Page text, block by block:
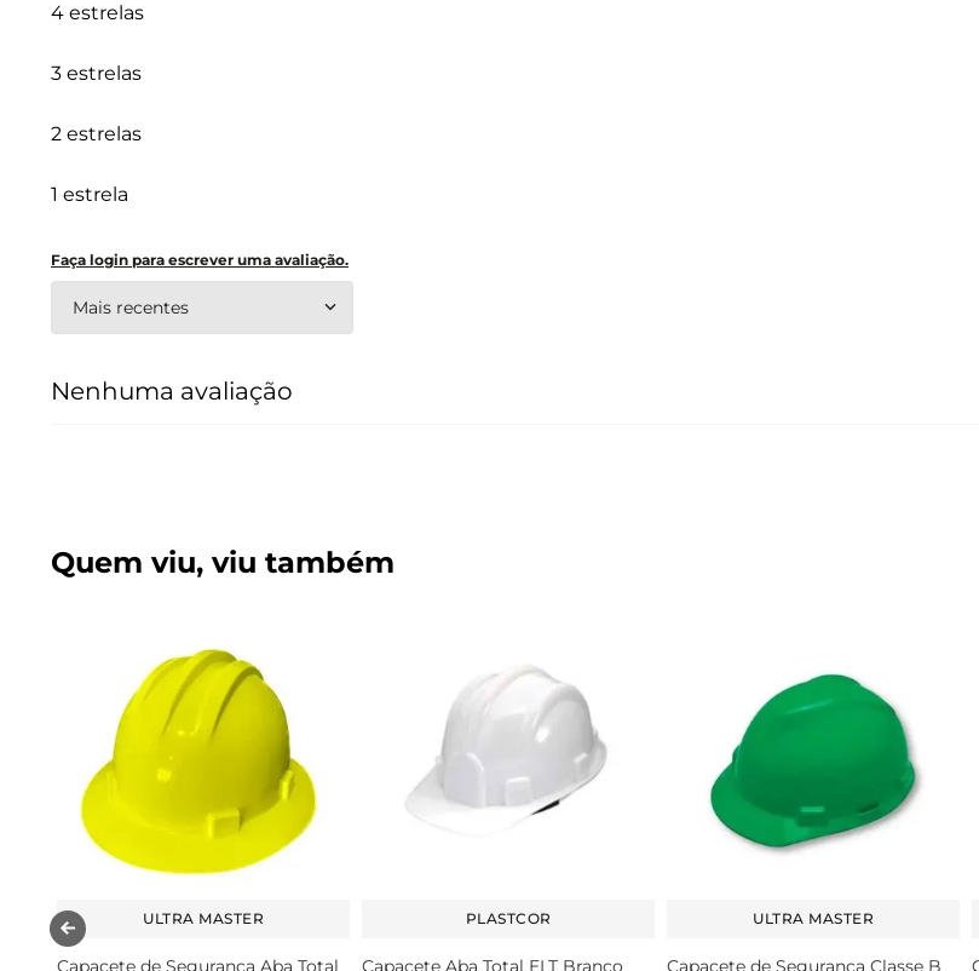
4 estrelas
3 estrelas
2 estrelas
1 estrela
Faça login para escrever uma avaliação.
Mais recentes
Nenhuma avaliação
Quem viu, viu também
ULTRA MASTER
Capacete de Segurança Aba Total
PLASTCOR
Capacete Aba Total ELT Branco
ULTRA MASTER
Capacete de Segurança Classe B